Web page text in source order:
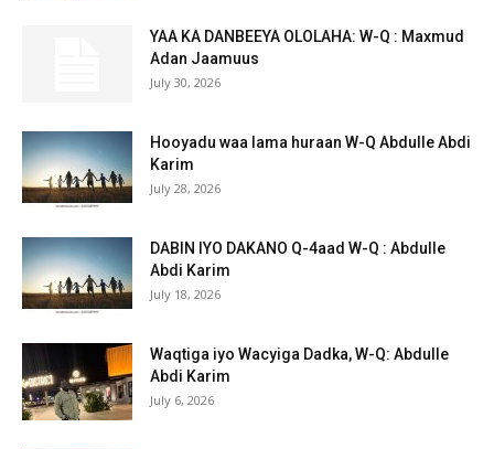
YAA KA DANBEEYA OLOLAHA: W-Q : Maxmud
Adan Jaamuus
July 30, 2026
Hooyadu waa lama huraan W-Q Abdulle Abdi
Karim
July 28, 2026
DABIN IYO DAKANO Q-4aad W-Q : Abdulle
Abdi Karim
July 18, 2026
Waqtiga iyo Wacyiga Dadka, W-Q: Abdulle
Abdi Karim
July 6, 2026